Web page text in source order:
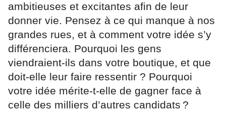
ambitieuses et excitantes afin de leur
donner vie. Pensez à ce qui manque à nos
grandes rues, et à comment votre idée s’y
différenciera. Pourquoi les gens
viendraient-ils dans votre boutique, et que
doit-elle leur faire ressentir ? Pourquoi
votre idée mérite-t-elle de gagner face à
celle des milliers d’autres candidats ?